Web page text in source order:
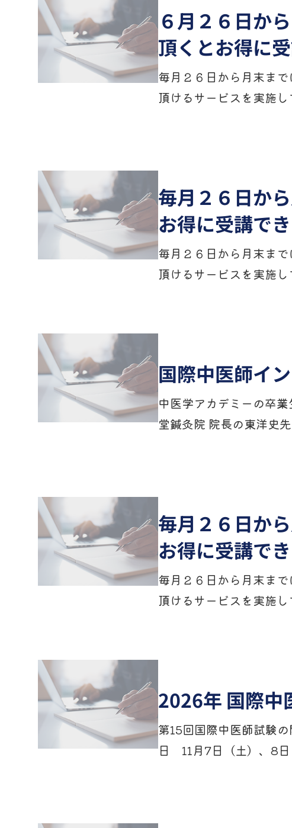
６月２６日か
頂くとお得に
毎月２６日から月末ま
頂けるサービスを実施
毎月２６日か
お得に受講でき
毎月２６日から月末ま
頂けるサービスを実施
国際中医師イ
中医学アカデミーの卒
堂鍼灸院 院長の東洋史
毎月２６日か
お得に受講でき
毎月２６日から月末ま
頂けるサービスを実施
2026年 国際中
第15回国際中医師試験
日 11月7日（土）、8